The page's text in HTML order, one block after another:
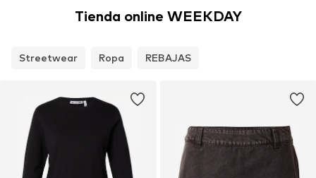
Tienda online WEEKDAY
Streetwear Ropa REBAJAS